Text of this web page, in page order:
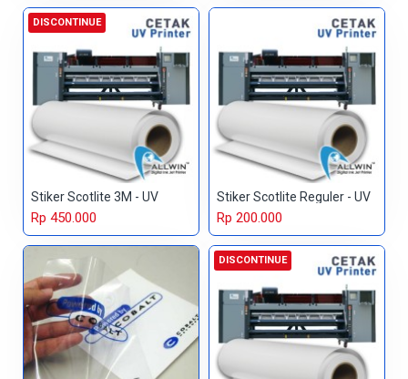
DISCONTINUE
Stiker Scotlite 3M - UV
Rp 450.000
Stiker Scotlite Reguler - UV
Rp 200.000
DISCONTINUE